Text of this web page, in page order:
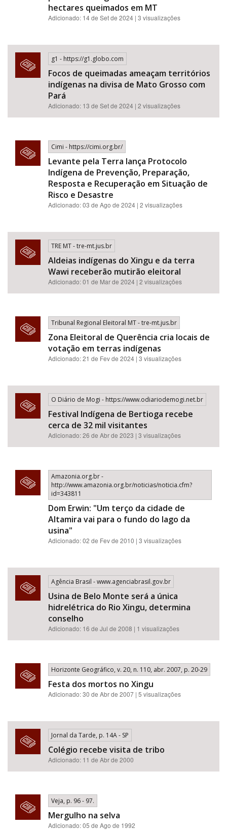
hectares queimados em MT
Adicionado: 14 de Set de 2024 | 3 visualizações
g1 - https://g1.globo.com
Focos de queimadas ameaçam territórios
indígenas na divisa de Mato Grosso com
Pará
Adicionado: 13 de Set de 2024 | 2 visualizações
Cimi - https://cimi.org.br/
Levante pela Terra lança Protocolo
Indígena de Prevenção, Preparação,
Resposta e Recuperação em Situação de
Risco e Desastre
Adicionado: 03 de Ago de 2024 | 2 visualizações
TRE MT - tre-mt.jus.br
Aldeias indígenas do Xingu e da terra
Wawi receberão mutirão eleitoral
Adicionado: 01 de Mar de 2024 | 2 visualizações
Tribunal Regional Eleitoral MT - tre-mt.jus.br
Zona Eleitoral de Querência cria locais de
votação em terras indígenas
Adicionado: 21 de Fev de 2024 | 3 visualizações
O Diário de Mogi - https://www.odiariodemogi.net.br
Festival Indígena de Bertioga recebe
cerca de 32 mil visitantes
Adicionado: 26 de Abr de 2023 | 3 visualizações
Amazonia.org.br -
http://www.amazonia.org.br/noticias/noticia.cfm?
id=343811
Dom Erwin: "Um terço da cidade de
Altamira vai para o fundo do lago da
usina"
Adicionado: 02 de Fev de 2010 | 3 visualizações
Agência Brasil - www.agenciabrasil.gov.br
Usina de Belo Monte será a única
hidrelétrica do Rio Xingu, determina
conselho
Adicionado: 16 de Jul de 2008 | 1 visualizações
Horizonte Geográfico, v. 20, n. 110, abr. 2007, p. 20-29
Festa dos mortos no Xingu
Adicionado: 30 de Abr de 2007 | 5 visualizações
Jornal da Tarde, p. 14A - SP
Colégio recebe visita de tribo
Adicionado: 11 de Abr de 2000
Veja, p. 96 - 97.
Mergulho na selva
Adicionado: 05 de Ago de 1992